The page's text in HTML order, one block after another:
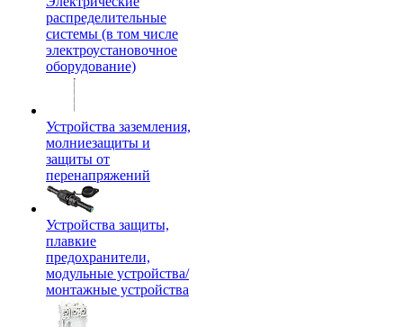
распределительные
системы (в том числе
электроустановочное
оборудование)
Устройства заземления,
молниезащиты и
защиты от
перенапряжений
Устройства защиты,
плавкие
предохранители,
модульные устройства/
монтажные устройства